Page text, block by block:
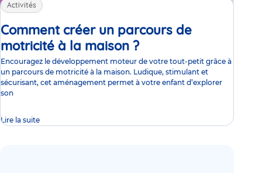
Activités
Comment créer un parcours de
motricité à la maison ?Article
Encouragez le développement moteur de votre tout-petit grâce à
un parcours de motricité à la maison. Ludique, stimulant et
sécurisant, cet aménagement permet à votre enfant d’explorer
son
Lire la suite